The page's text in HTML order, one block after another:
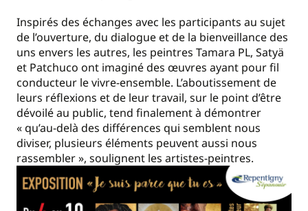
Inspirés des échanges avec les participants au sujet
de l’ouverture, du dialogue et de la bienveillance des
uns envers les autres, les peintres Tamara PL, Satyä
et Patchuco ont imaginé des œuvres ayant pour fil
conducteur le vivre-ensemble. L’aboutissement de
leurs réflexions et de leur travail, sur le point d’être
dévoilé au public, tend finalement à démontrer
« qu’au-delà des différences qui semblent nous
diviser, plusieurs éléments peuvent aussi nous
rassembler », soulignent les artistes-peintres.